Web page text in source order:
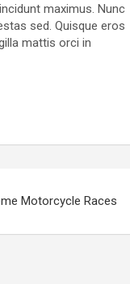
maximus. Nunc
sed. Quisque eros
mattis orci in
Motorcycle Races